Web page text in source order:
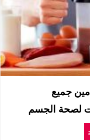
جميع
لصحة الجسم